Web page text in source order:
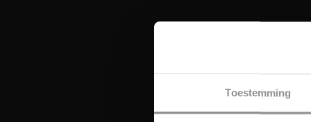
Toestemming